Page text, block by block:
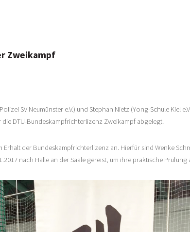
Zweikampf
SV Neumünster e.V.) und Stephan Nietz (Yong-Schule
DTU-Bundeskampfrichterlizenz Zweikampf abgelegt.
der Bundeskampfrichterlizenz an. Hierfür sind Wenke
nach Halle an der Saale gereist, um ihre praktische